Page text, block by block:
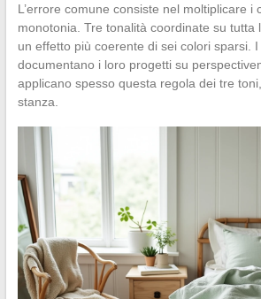
L’errore comune consiste nel moltiplicare i
monotonia. Tre tonalità coordinate su tutta
un effetto più coerente di sei colori sparsi.
documentano i loro progetti su
applicano spesso questa regola dei tre
stanza.